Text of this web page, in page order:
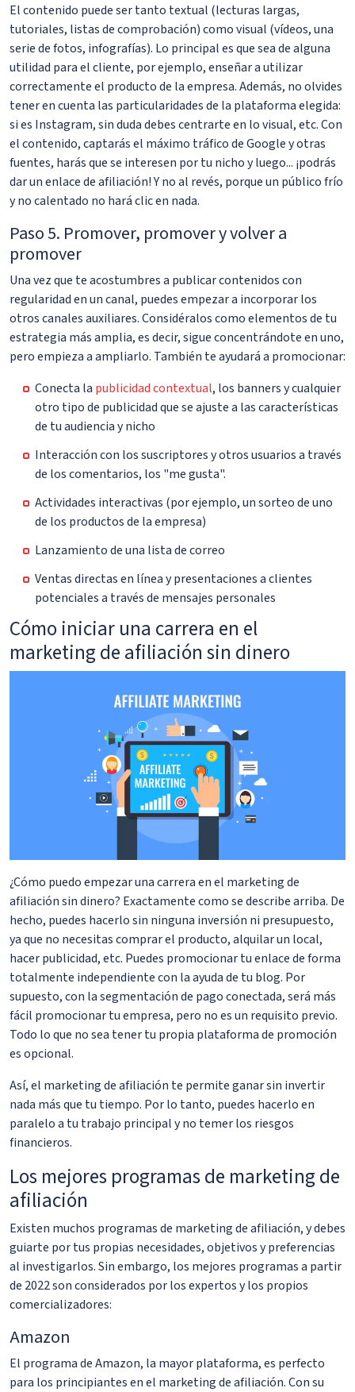
El contenido puede ser tanto textual (lecturas largas,
tutoriales, listas de comprobación) como visual (vídeos, una
serie de fotos, infografías). Lo principal es que sea de alguna
utilidad para el cliente, por ejemplo, enseñar a utilizar
correctamente el producto de la empresa. Además, no olvides
tener en cuenta las particularidades de la plataforma elegida:
si es Instagram, sin duda debes centrarte en lo visual, etc. Con
el contenido, captarás el máximo tráfico de Google y otras
fuentes, harás que se interesen por tu nicho y luego... ¡podrás
dar un enlace de afiliación! Y no al revés, porque un público frío
y no calentado no hará clic en nada.
Paso 5. Promover, promover y volver a
promover
Una vez que te acostumbres a publicar contenidos con
regularidad en un canal, puedes empezar a incorporar los
otros canales auxiliares. Considéralos como elementos de tu
estrategia más amplia, es decir, sigue concentrándote en uno,
pero empieza a ampliarlo. También te ayudará a promocionar:
Conecta la publicidad contextual, los banners y cualquier
otro tipo de publicidad que se ajuste a las características
de tu audiencia y nicho
Interacción con los suscriptores y otros usuarios a través
de los comentarios, los "me gusta".
Actividades interactivas (por ejemplo, un sorteo de uno
de los productos de la empresa)
Lanzamiento de una lista de correo
Ventas directas en línea y presentaciones a clientes
potenciales a través de mensajes personales
Cómo iniciar una carrera en el
marketing de afiliación sin dinero
¿Cómo puedo empezar una carrera en el marketing de
afiliación sin dinero? Exactamente como se describe arriba. De
hecho, puedes hacerlo sin ninguna inversión ni presupuesto,
ya que no necesitas comprar el producto, alquilar un local,
hacer publicidad, etc. Puedes promocionar tu enlace de forma
totalmente independiente con la ayuda de tu blog. Por
supuesto, con la segmentación de pago conectada, será más
fácil promocionar tu empresa, pero no es un requisito previo.
Todo lo que no sea tener tu propia plataforma de promoción
es opcional.
Así, el marketing de afiliación te permite ganar sin invertir
nada más que tu tiempo. Por lo tanto, puedes hacerlo en
paralelo a tu trabajo principal y no temer los riesgos
financieros.
Los mejores programas de marketing de
afiliación
Existen muchos programas de marketing de afiliación, y debes
guiarte por tus propias necesidades, objetivos y preferencias
al investigarlos. Sin embargo, los mejores programas a partir
de 2022 son considerados por los expertos y los propios
comercializadores:
Amazon
El programa de Amazon, la mayor plataforma, es perfecto
para los principiantes en el marketing de afiliación. Con su